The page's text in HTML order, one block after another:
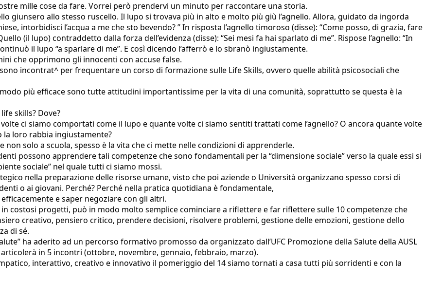
mille cose da fare. Vorrei però prendervi un minuto per raccontare una storia.
giunsero allo stesso ruscello. Il lupo si trovava più in alto e molto più giù l’agnello. Allora, guidato da ingorda
intorbidisci l’acqua a me che sto bevendo? ” In risposta l’agnello timoroso (disse): “Come posso, di grazia, fare
(il lupo) contraddetto dalla forza dell’evidenza (disse): “Sei mesi fa hai sparlato di me”. Rispose l’agnello: “In
il lupo “a sparlare di me”. E così dicendo l’afferrò e lo sbranò ingiustamente.
che opprimono gli innocenti con accuse false.
incontrat^ per frequentare un corso di formazione sulle Life Skills, ovvero quelle abilità psicosociali che
più efficace sono tutte attitudini importantissime per la vita di una comunità, soprattutto se questa è la
skills? Dove?
ci siamo comportati come il lupo e quante volte ci siamo sentiti trattati come l’agnello? O ancora quante volte
loro rabbia ingiustamente?
solo a scuola, spesso è la vita che ci mette nelle condizioni di apprenderle.
possono apprendere tali competenze che sono fondamentali per la “dimensione sociale” verso la quale essi si
sociale” nel quale tutti ci siamo mossi.
nella preparazione delle risorse umane, visto che poi aziende o Università organizzano spesso corsi di
o ai giovani. Perché? Perché nella pratica quotidiana è fondamentale,
e saper negoziare con gli altri.
costosi progetti, può in modo molto semplice cominciare a riflettere e far riflettere sulle 10 competenze che
creativo, pensiero critico, prendere decisioni, risolvere problemi, gestione delle emozioni, gestione dello
di sé.
ha aderito ad un percorso formativo promosso da organizzato dall’UFC Promozione della Salute della AUSL
in 5 incontri (ottobre, novembre, gennaio, febbraio, marzo).
interattivo, creativo e innovativo il pomeriggio del 14 siamo tornati a casa tutti più sorridenti e con la